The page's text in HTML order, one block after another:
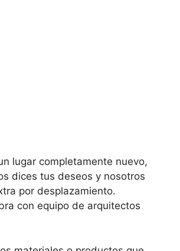
lugar completamente nuevo,
dices tus deseos y nosotros
por desplazamiento.
con equipo de arquitectos